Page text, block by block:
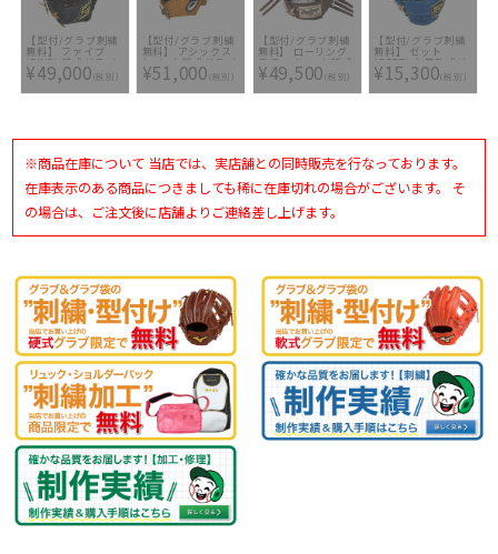
【型付/グラブ刺繍
無料】 ファイブ
(FIVE) 硬式グラブ
外野手用 F801 [ 型
付け無料 硬式グラ
ブ刺繍2ヶ所無料(単
¥49,000(税別)
【型付/グラブ刺繍
無料】 アシックス
(asics) 硬式グラブ
ゴールドステージ I-
PRO 3121A854-
231 [ 型付け無料 硬
合、1ヶ所+3300円
¥51,000(税別)
【型付/グラブ刺繍
無料】 ローリング
ス(Rawlings) 硬式
グラブ 内野手用
PRO PREFERRED
GH4PRCK45-MO [
り・影付きの場合、
込)]
¥49,500(税別)
【型付/グラブ刺繍
無料】 ゼット
(ZETT) 少年軟式グ
ラブ ネオステイタ
ス 二塁手 遊撃手
BJGB70210-2532 [
¥15,300(税別)
※商品在庫について 当店では、実店舗との同時販売を行なっております。
在庫表示のある商品につきましても稀に在庫切れの場合がございます。 そ
の場合は、ご注文後に店舗よりご連絡差し上げます。